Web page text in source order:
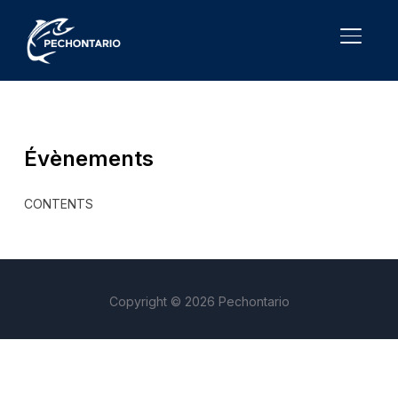
Évènements
CONTENTS
Copyright © 2026 Pechontario